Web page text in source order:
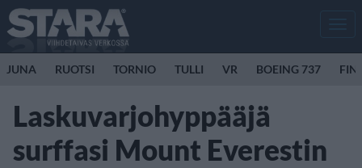
JUNA RUOTSI TORNIO TULLI VR BOEING 737
Laskuvarjohyppääjä
surffasi Mount Everestin